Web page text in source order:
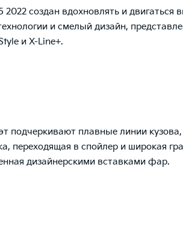
2022 создан вдохновлять и двигаться
и смелый дизайн,
и X-Line+.
подчеркивают плавные линии кузова,
переходящая в спойлер и широкая
дизайнерскими вставками фар.